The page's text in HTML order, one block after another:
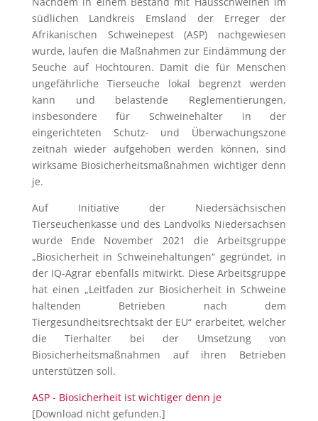
südlichen Landkreis Emsland der Erreger der
Afrikanischen Schweinepest (ASP) nachgewiesen
wurde, laufen die Maßnahmen zur Eindämmung der
Seuche auf Hochtouren. Damit die für Menschen
ungefährliche Tierseuche lokal begrenzt werden
kann und belastende Reglementierungen,
insbesondere für Schweinehalter in der
eingerichteten Schutz- und Überwachungszone
zeitnah wieder aufgehoben werden können, sind
wirksame Biosicherheitsmaßnahmen wichtiger denn
je.
Auf Initiative der Niedersächsischen
Tierseuchenkasse und des Landvolks Niedersachsen
wurde Ende November 2021 die Arbeitsgruppe
„Biosicherheit in Schweinehaltungen“ gegründet, in
der IQ-Agrar ebenfalls mitwirkt. Diese Arbeitsgruppe
hat einen „Leitfaden zur Biosicherheit in Schweine
haltenden Betrieben nach dem
Tiergesundheitsrechtsakt der EU“ erarbeitet, welcher
die Tierhalter bei der Umsetzung von
Biosicherheitsmaßnahmen auf ihren Betrieben
unterstützen soll.
ASP - Biosicherheit ist wichtiger denn je
[Download nicht gefunden.]